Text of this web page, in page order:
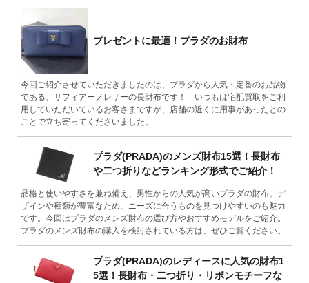
プレゼントに最適！プラダのお財布
今回ご紹介させていただきましたのは、プラダから人気・定番のお品物
である、サフィアーノレザーの長財布です！ いつもは宅配買取をご利
用していただいているお客さまですが、店舗の近くに用事があったとの
ことで立ち寄ってくださいました。
プラダ(PRADA)のメンズ財布15選！長財布
や二つ折りなどランキング形式でご紹介！
品格と使いやすさを兼ね備え、男性からの人気が高いプラダの財布。デ
ザインや種類が豊富なため、ニーズに合うものを見つけやすいのも魅力
です。今回はプラダのメンズ財布の選び方やおすすめモデルをご紹介。
プラダのメンズ財布の購入を検討されている方は、ぜひご覧ください。
プラダ(PRADA)のレディースに人気の財布1
5選！長財布・二つ折り・リボンモチーフな